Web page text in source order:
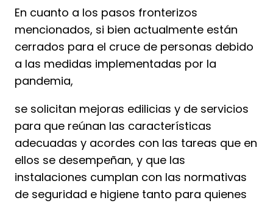
En cuanto a los pasos fronterizos
mencionados, si bien actualmente están
cerrados para el cruce de personas debido
a las medidas implementadas por la
pandemia,
se solicitan mejoras edilicias y de servicios
para que reúnan las características
adecuadas y acordes con las tareas que en
ellos se desempeñan, y que las
instalaciones cumplan con las normativas
de seguridad e higiene tanto para quienes